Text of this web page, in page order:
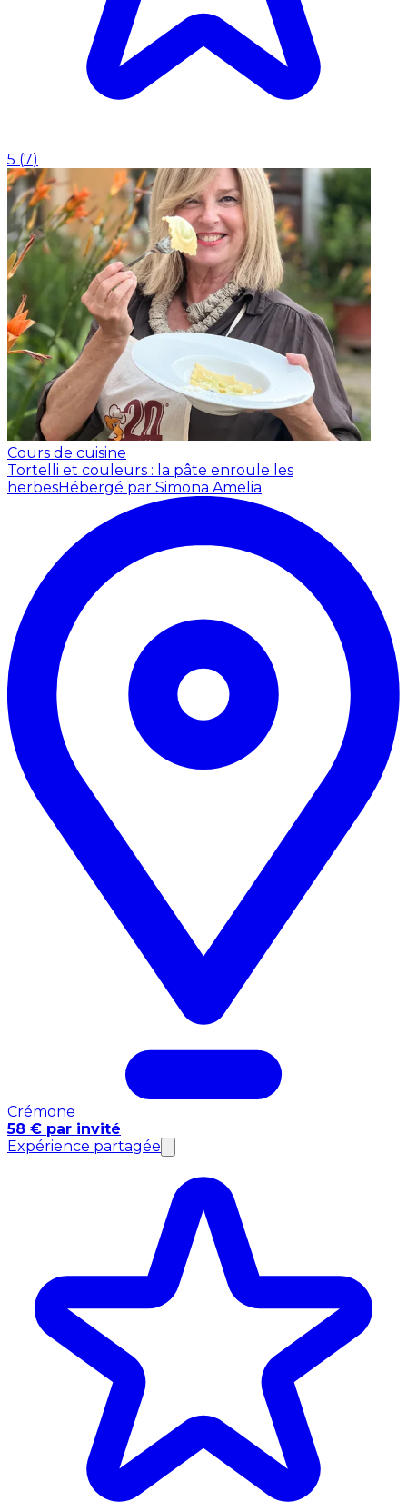
5 (7)
Cours de cuisine
Tortelli et couleurs : la pâte enroule les
herbesHébergé par Simona Amelia
Crémone
58 € par invité
Expérience partagée